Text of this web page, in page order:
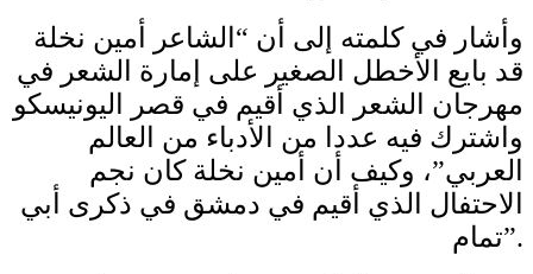
وأشار في كلمته إلى أن “الشاعر أمين نخلة
قد بايع الأخطل الصغير على إمارة الشعر في
مهرجان الشعر الذي أقيم في قصر اليونيسكو
واشترك فيه عددا من الأدباء من العالم
العربي”، وكيف أن أمين نخلة كان نجم
الاحتفال الذي أقيم في دمشق في ذكرى أبي
تمام”.